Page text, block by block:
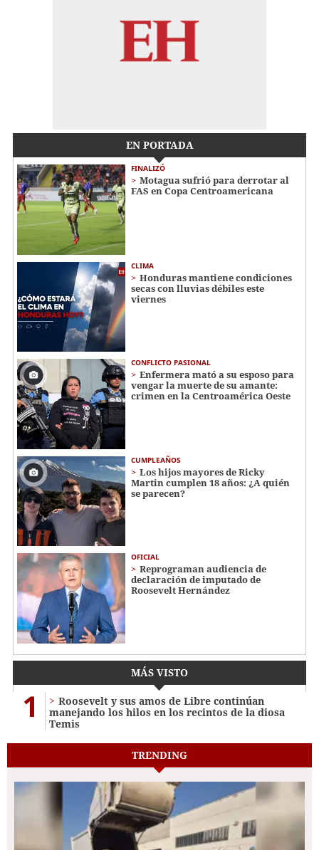
EN PORTADA
FINALIZÓ
Motagua sufrió para derrotar al
FAS en Copa Centroamericana
CLIMA
Honduras mantiene condiciones
secas con lluvias débiles este
viernes
CONFLICTO PASIONAL
Enfermera mató a su esposo para
vengar la muerte de su amante:
crimen en la Centroamérica Oeste
CUMPLEAÑOS
Los hijos mayores de Ricky
Martin cumplen 18 años: ¿A quién
se parecen?
OFICIAL
Reprograman audiencia de
declaración de imputado de
Roosevelt Hernández
MÁS VISTO
1
Roosevelt y sus amos de Libre continúan
manejando los hilos en los recintos de la diosa
Temis
TRENDING